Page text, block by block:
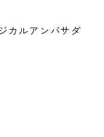
カルアンバサダ